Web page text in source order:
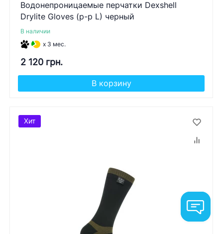
Водонепроницаемые перчатки Dexshell
Drylite Gloves (р-р L) черный
В наличии
x 3 мес.
2 120 грн.
В корзину
Хит